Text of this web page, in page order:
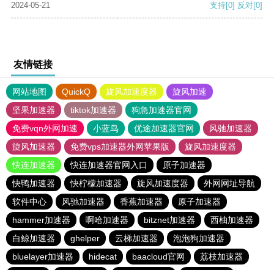
2024-05-21 支持[0] 反对[0]
友情链接
网站地图 QuickQ 旋风加速度器
旋风加速
坚果加速器
tiktok加速器
狗急加速器官网
免费vqn外网加速
小蓝鸟 优途加速器官网
风驰加速器
旋风加速器
免费vps加速器外网苹果版
旋风加速度器
快连加速器
快连加速器官网入口
原子加速器
快鸭加速器
快柠檬加速器 旋风加速度器
外网网址导航
软件中心
风驰加速器 香蕉加速器
原子加速器
hammer加速器
啊哈加速器 bitznet加速器
西柚加速器
白鲸加速器
ghelper 云梯加速器
泡泡狗加速器
bluelayer加速器
hidecat baacloud官网 荔枝加速器